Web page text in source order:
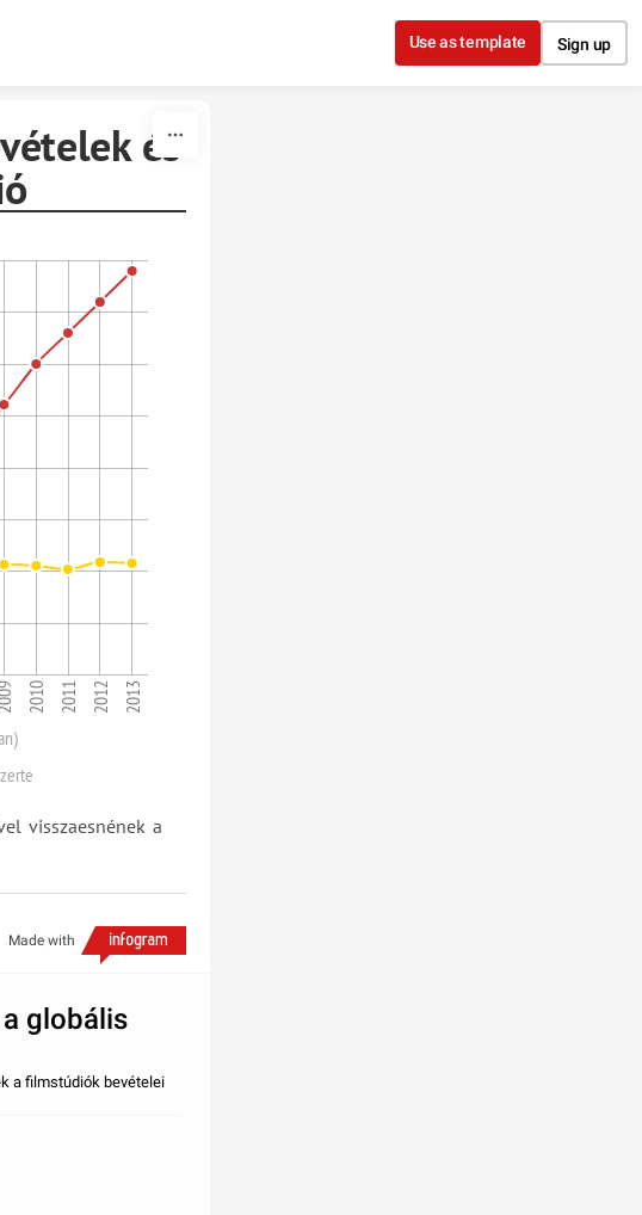
Use as template Sign up
és
2010 2011 2012 2013
visszaesnének a
Made with
globális
a filmstúdiók bevételei